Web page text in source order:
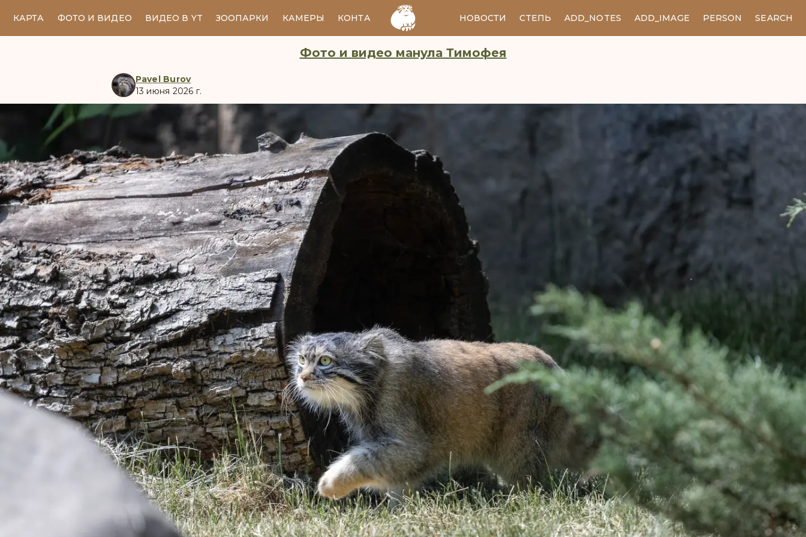
КАРТА ФОТО И ВИДЕО ВИДЕО В YT ЗООПАРКИ КАМЕРЫ КОНТАКТЫ EN НОВОСТИ СТЕПЬ ADD_NOTES ADD_IMAGE PERSON SEARCH
Фото и видео манула Тимофея
Pavel Burov
13 июня 2026 г.